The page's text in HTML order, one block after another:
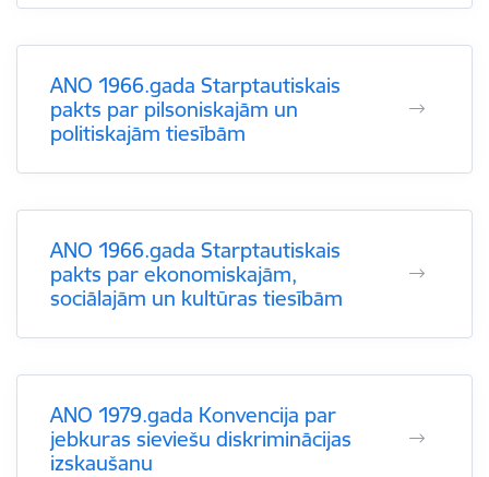
ANO 1966.gada Starptautiskais
pakts par pilsoniskajām un
politiskajām tiesībām
ANO 1966.gada Starptautiskais
pakts par ekonomiskajām,
sociālajām un kultūras tiesībām
ANO 1979.gada Konvencija par
jebkuras sieviešu diskriminācijas
izskaušanu